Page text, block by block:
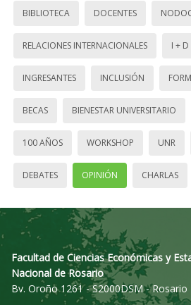
BIBLIOTECA DOCENTES
RELACIONES INTERNACIONALES I + D
INGRESANTES INCLUSIÓN
BECAS BIENESTAR UNIVERSITARIO
100 AÑOS WORKSHOP UNR
DEBATES OPINIÓN CHARLAS
Facultad de Ciencias Económicas y
Nacional de Rosario
Bv. Oroño 1261 - S2000DSM - Rosario